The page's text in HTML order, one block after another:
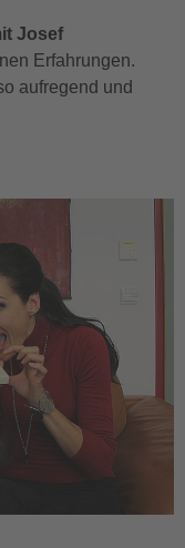
Josef
Erfahrungen.
aufregend und